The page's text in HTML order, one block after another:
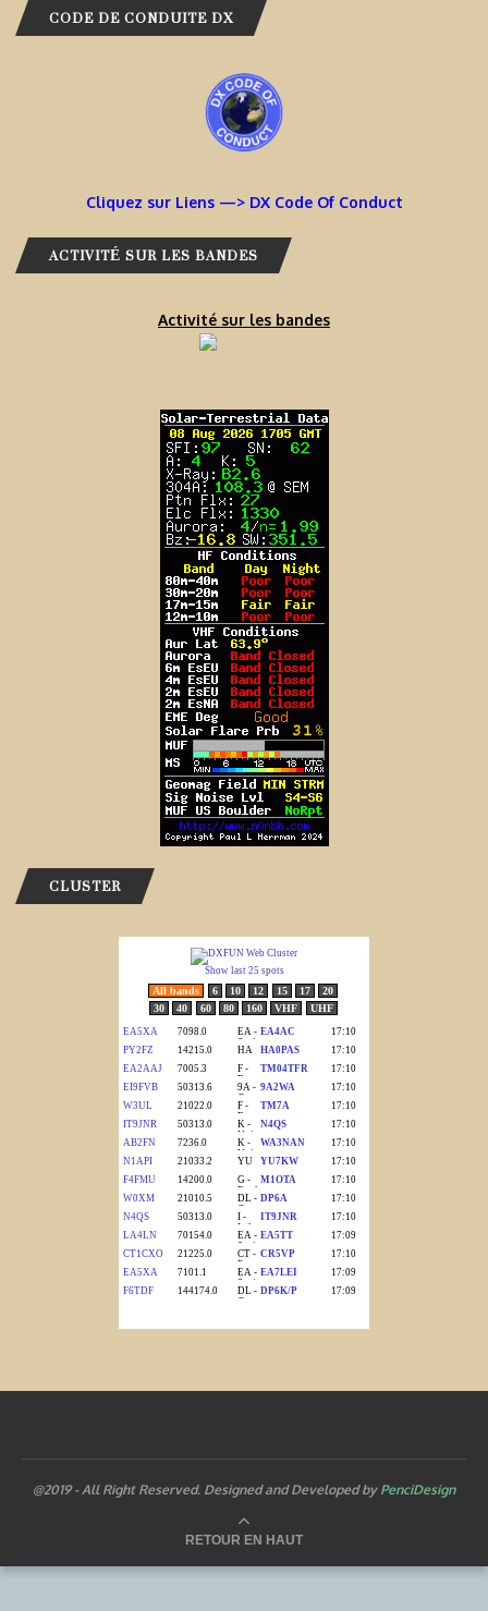
CODE DE CONDUITE DX
Cliquez sur Liens —> DX Code Of Conduct
ACTIVITÉ SUR LES BANDES
Activité sur les bandes
CLUSTER
@2019 - All Right Reserved. Designed and Developed by PenciDesign
RETOUR EN HAUT